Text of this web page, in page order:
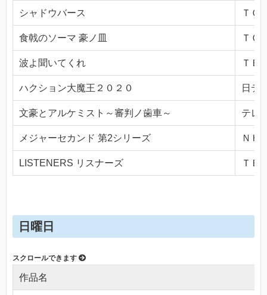
シャドウバース ＴＯ
食戟のソーマ 豪ノ皿 ＴＯ
波よ聞いてくれ ＴＢ
ハクション大魔王２０２０ 日テ
文豪とアルケミスト～審判ノ歯車～ テレ
メジャーセカンド 第2シリーズ ＮＨ
LISTENERS リスナーズ ＴＢ
日曜日
作品名